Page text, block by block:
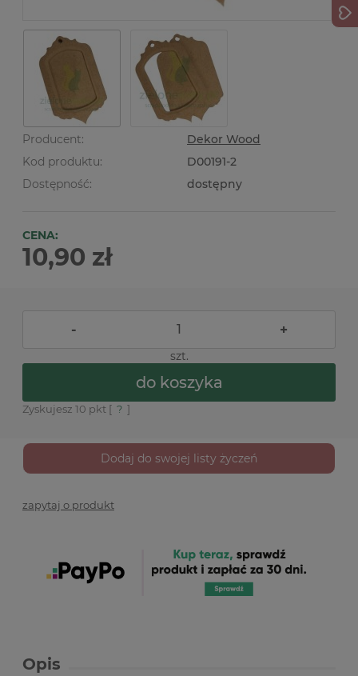
Producent:
Dekor Wood
Kod produktu:
D00191-2
Dostępność:
dostępny
CENA:
10,90 zł
- +
szt.
do koszyka
Zyskujesz 10 pkt [ ? ]
Dodaj do swojej listy życzeń
zapytaj o produkt
Opis